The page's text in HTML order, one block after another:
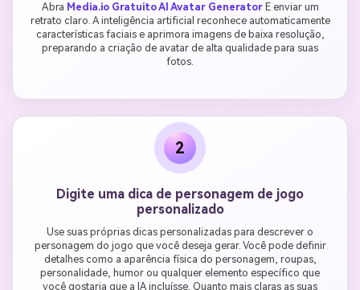
Abra Media.io Gratuito AI Avatar Generator E enviar um
retrato claro. A inteligência artificial reconhece automaticamente
características faciais e aprimora imagens de baixa resolução,
preparando a criação de avatar de alta qualidade para suas
fotos.
2
Digite uma dica de personagem de jogo
personalizado
Use suas próprias dicas personalizadas para descrever o
personagem do jogo que você deseja gerar. Você pode definir
detalhes como a aparência física do personagem, roupas,
personalidade, humor ou qualquer elemento específico que
você gostaria que a IA incluísse. Quanto mais claras as suas